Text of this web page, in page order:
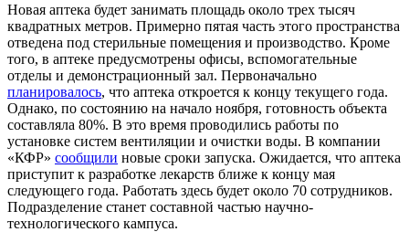
Новая аптека будет занимать площадь около трех тысяч
квадратных метров. Примерно пятая часть этого пространства
отведена под стерильные помещения и производство. Кроме
того, в аптеке предусмотрены офисы, вспомогательные
отделы и демонстрационный зал. Первоначально
планировалось, что аптека откроется к концу текущего года.
Однако, по состоянию на начало ноября, готовность объекта
составляла 80%. В это время проводились работы по
установке систем вентиляции и очистки воды. В компании
«КФР» сообщили новые сроки запуска. Ожидается, что аптека
приступит к разработке лекарств ближе к концу мая
следующего года. Работать здесь будет около 70 сотрудников.
Подразделение станет составной частью научно-
технологического кампуса.